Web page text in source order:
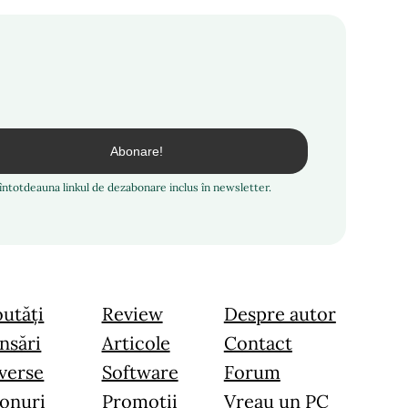
linkul de dezabonare inclus în newsletter.
Review
Articole
Software
Promoții
Despre autor
Contact
Forum
Vreau un PC